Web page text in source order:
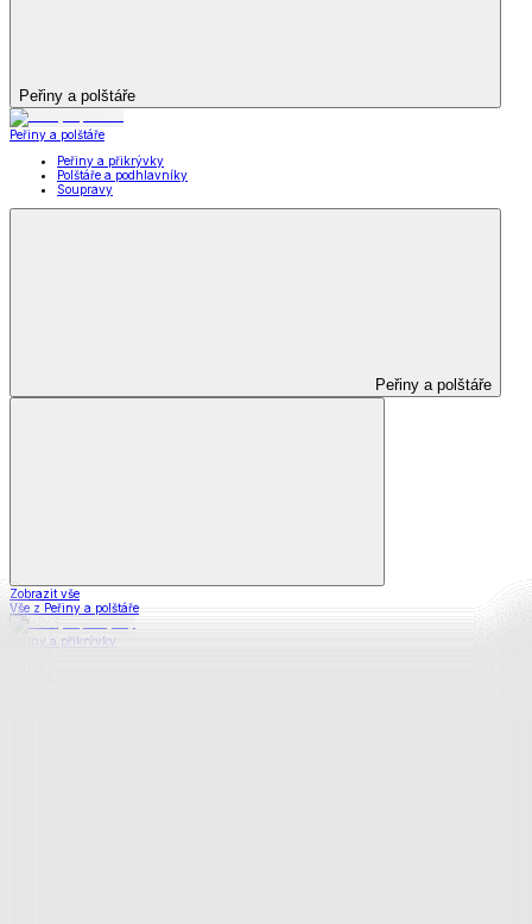
Peřiny a polštáře
Peřiny a polštáře
Peřiny a přikrývky
Polštáře a podhlavníky
Soupravy
Peřiny a polštáře
Zobrazit vše
Vše z Peřiny a polštáře
Peřiny a přikrývky